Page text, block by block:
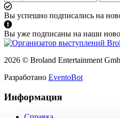
Вы успешно подписались на
Вы уже подписаны на наши
2026 © Broland Entertainment
Разработано EventoBot
Информация